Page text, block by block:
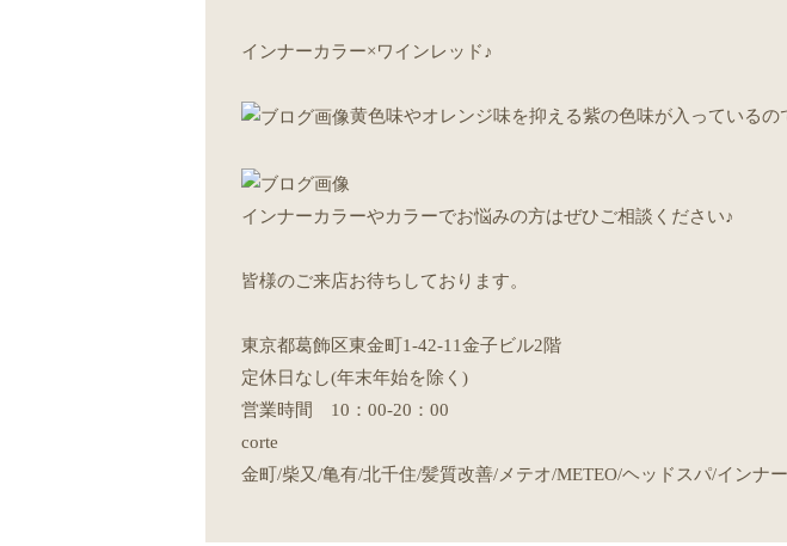
インナーカラー×ワインレッド♪
黄色味やオレンジ味を抑える紫の色味が入っているの
インナーカラーやカラーでお悩みの方はぜひご相談ください♪
皆様のご来店お待ちしております。
東京都葛飾区東金町1-42-11金子ビル2階
定休日なし(年末年始を除く)
営業時間 10：00-20：00
corte
金町/柴又/亀有/北千住/髪質改善/メテオ/METEO/ヘッドスパ/インナ